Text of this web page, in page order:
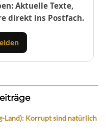
Aktuelle Texte,
direkt ins Postfach.
Land): Korrupt sind natürlich